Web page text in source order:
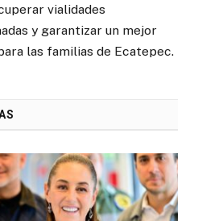
vialidades
y garantizar un mejor
las familias de Ecatepec.